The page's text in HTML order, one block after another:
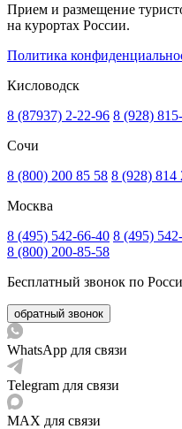
Прием и размещение
на курортах России.
Политика
Кисловодск
8 (87937) 2-22-96 8 (928)
Сочи
8 (800) 200 85 58 8 (928) 814
Москва
8 (495) 542-66-40 8 (495)
8 (800) 200-85-58
Бесплатный звонок по
обратный звонок
WhatsApp для связи
Telegram для связи
MAX для связи